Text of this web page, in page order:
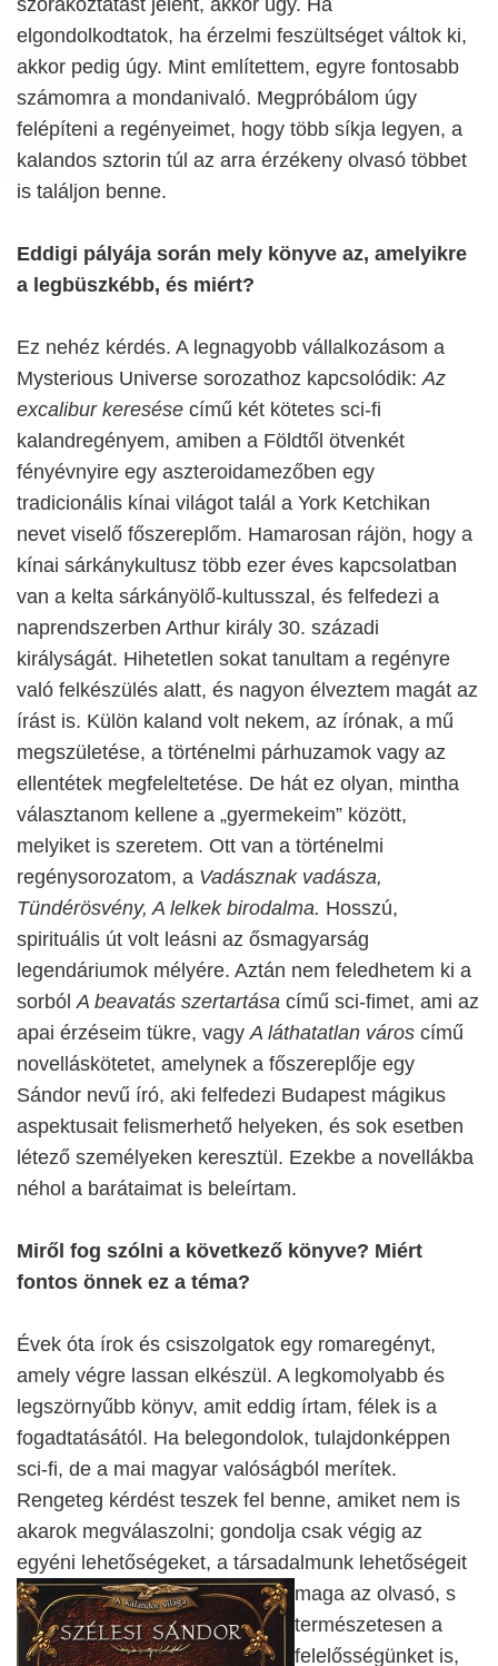
szórakoztatást jelent, akkor úgy. Ha
elgondolkodtatok, ha érzelmi feszültséget váltok ki,
akkor pedig úgy. Mint említettem, egyre fontosabb
számomra a mondanivaló. Megpróbálom úgy
felépíteni a regényeimet, hogy több síkja legyen, a
kalandos sztorin túl az arra érzékeny olvasó többet
is találjon benne.
Eddigi pályája során mely könyve az, amelyikre
a legbüszkébb, és miért?
Ez nehéz kérdés. A legnagyobb vállalkozásom a
Mysterious Universe sorozathoz kapcsolódik:Az
excalibur keresése című két kötetes sci-fi
kalandregényem, amiben a Földtől ötvenkét
fényévnyire egy aszteroidamezőben egy
tradicionális kínai világot talál a York Ketchikan
nevet viselő főszereplőm. Hamarosan rájön, hogy a
kínai sárkánykultusz több ezer éves kapcsolatban
van a kelta sárkányölő-kultusszal, és felfedezi a
naprendszerben Arthur király 30. századi
királyságát. Hihetetlen sokat tanultam a regényre
való felkészülés alatt, és nagyon élveztem magát az
írást is. Külön kaland volt nekem, az írónak, a mű
megszületése, a történelmi párhuzamok vagy az
ellentétek megfeleltetése. De hát ez olyan, mintha
választanom kellene a „gyermekeim” között,
melyiket is szeretem. Ott van a történelmi
regénysorozatom, a Vadásznak vadásza,
Tündérösvény, A lelkek birodalma. Hosszú,
spirituális út volt leásni az ősmagyarság
legendáriumok mélyére. Aztán nem feledhetem ki a
sorbólA beavatás szertartása című sci-fimet, ami az
apai érzéseim tükre, vagyA láthatatlan város című
novelláskötetet, amelynek a főszereplője egy
Sándor nevű író, aki felfedezi Budapest mágikus
aspektusait felismerhető helyeken, és sok esetben
létező személyeken keresztül. Ezekbe a novellákba
néhol a barátaimat is beleírtam.
Miről fog szólni a következő könyve? Miért
fontos önnek ez a téma?
Évek óta írok és csiszolgatok egy romaregényt,
amely végre lassan elkészül. A legkomolyabb és
legszörnyűbb könyv, amit eddig írtam, félek is a
fogadtatásától. Ha belegondolok, tulajdonképpen
sci-fi, de a mai magyar valóságból merítek.
Rengeteg kérdést teszek fel benne, amiket nem is
akarok megválaszolni; gondolja csak végig az
egyéni lehetőségeket, a társadalmunk lehetőségeit
maga az olvasó, s
természetesen a
felelősségünket is,